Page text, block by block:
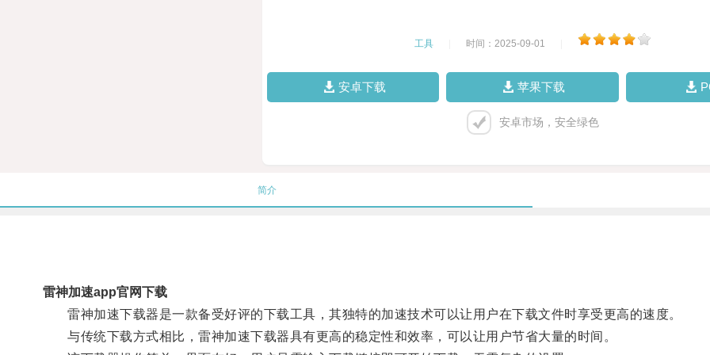
工具 时间：2025-09-01
安卓下载 苹果下载
安卓市场，安全绿色
简介
雷神加速app官网下载
雷神加速下载器是一款备受好评的下载工具，其独特的加速技术可以让用户在下载文件时享受更高的速度。
与传统下载方式相比，雷神加速下载器具有更高的稳定性和效率，可以让用户节省大量的时间。